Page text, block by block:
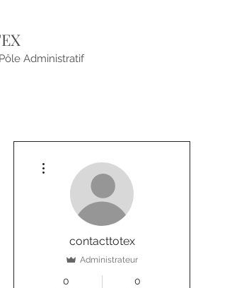
Administratif
contacttotex
Administrateur
0 0